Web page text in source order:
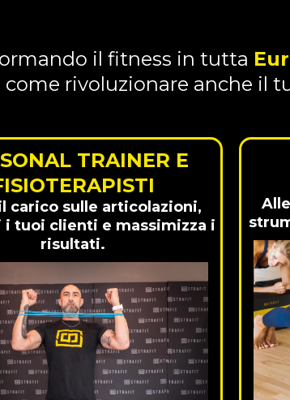
il fitness in tutta
rivoluzionare anche il
TRAINER E
carico sulle articolazioni,
i tuoi clienti e massimizza i
risultati.